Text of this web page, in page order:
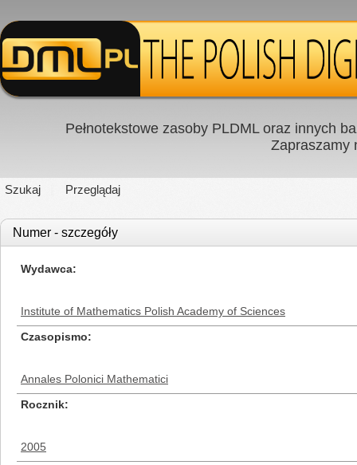
Pełnotekstowe zasoby PLDML oraz innych
Zapraszamy
Szukaj Przeglądaj
Numer - szczegóły
Wydawca
Institute of Mathematics Polish Academy of Sciences
Czasopismo
Annales Polonici Mathematici
Rocznik
2005